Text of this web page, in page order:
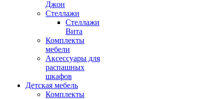
Джон
Стеллажи
Стеллажи
Вита
Комплекты
мебели
Аксессуары для
распашных
шкафов
Детская мебель
Комплекты